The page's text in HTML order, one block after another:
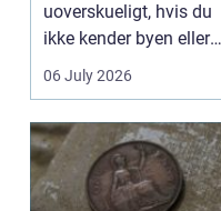
uoverskueligt, hvis du
ikke kender byen eller
det lokale...
06 July 2026